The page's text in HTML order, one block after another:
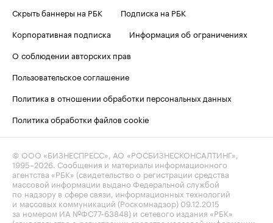
Скрыть баннеры на РБК
Подписка на РБК
Корпоративная подписка
Информация об ограничениях
О соблюдении авторских прав
Пользовательское соглашение
Политика в отношении обработки персональных данных
Политика обработки файлов cookie
© ООО «БИЗНЕСПРЕСС», АО «РОСБИЗНЕСКОНСАЛТИНГ»,
1995–2026. Сообщения и материалы информационного
агентства «РБК» (свидетельство о регистрации средства
массовой информации выдано Федеральной службой
по надзору в сфере связи, информационных технологий
и массовых коммуникаций (Роскомнадзор) 09.12.2015
за номером ИА №ФС77-63848) и сетевого издания «РБК»